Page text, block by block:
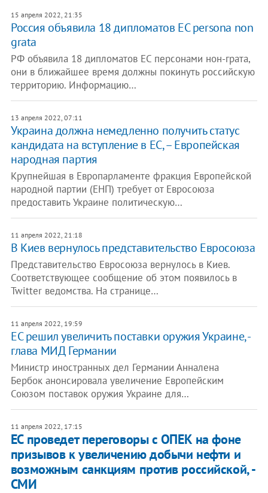
15 апреля 2022, 21:35
Россия объявила 18 дипломатов ЕС persona nоn
grata
РФ объявила 18 дипломатов ЕС персонами нон-грата,
они в ближайшее время должны покинуть российскую
территорию. Информацию…
13 апреля 2022, 07:11
Украина должна немедленно получить статус
кандидата на вступление в ЕС, – Европейская
народная партия
Крупнейшая в Европарламенте фракция Европейской
народной партии (ЕНП) требует от Евросоюза
предоставить Украине политическую…
11 апреля 2022, 21:18
В Киев вернулось представительство Евросоюза
Представительство Евросоюза вернулось в Киев.
Соответствующее сообщение об этом появилось в
Twitter ведомства. На странице…
11 апреля 2022, 19:59
ЕС решил увеличить поставки оружия Украине, -
глава МИД Германии
Министр иностранных дел Германии Анналена
Бербок анонсировала увеличение Европейским
Союзом поставок оружия Украине для…
11 апреля 2022, 17:15
ЕС проведет переговоры с ОПЕК на фоне
призывов к увеличению добычи нефти и
возможным санкциям против российской, -
СМИ